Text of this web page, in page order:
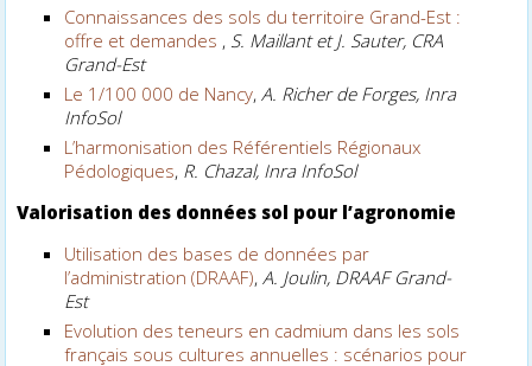
Connaissances des sols du territoire Grand-Est :
offre et demandes , S. Maillant et J. Sauter, CRA
Grand-Est
Le 1/100 000 de Nancy,A. Richer de Forges, Inra
InfoSol
L’harmonisation des Référentiels Régionaux
Pédologiques, R. Chazal, Inra InfoSol
Valorisation des données sol pour l’agronomie
Utilisation des bases de données par
l’administration (DRAAF),A. Joulin, DRAAF Grand-
Est
Evolution des teneurs en cadmium dans les sols
français sous cultures annuelles : scénarios pour